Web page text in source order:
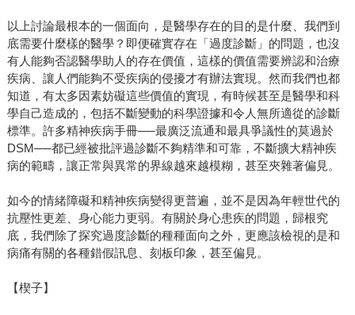
以上討論最根本的一個面向，是醫學存在的目的是什麼、我們到
底需要什麼樣的醫學？即便確實存在「過度診斷」的問題，也沒
有人能夠否認醫學助人的存在價值，這樣的價值需要辨認和治療
疾病、讓人們能夠不受疾病的侵擾才有辦法實現。然而我們也都
知道，有太多因素妨礙這些價值的實現，有時候甚至是醫學和科
學自己造成的，包括不斷變動的科學證據和令人無所適從的診斷
標準。許多精神疾病手冊──最廣泛流通和最具爭議性的莫過於
DSM──都已經被批評過診斷不夠精準和可靠，不斷擴大精神疾
病的範疇，讓正常與異常的界線越來越模糊，甚至夾雜著偏見。
如今的情緒障礙和精神疾病變得更普遍，並不是因為年輕世代的
抗壓性更差、身心能力更弱。有關於身心患疾的問題，歸根究
底，我們除了探究過度診斷的種種面向之外，更應該檢視的是和
病痛有關的各種錯假訊息、刻板印象，甚至偏見。
【楔子】